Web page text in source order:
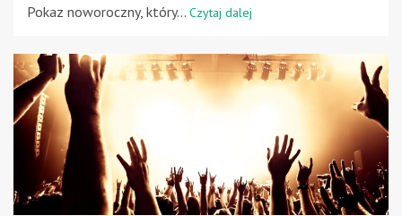
Pokaz noworoczny, który... Czytaj dalej